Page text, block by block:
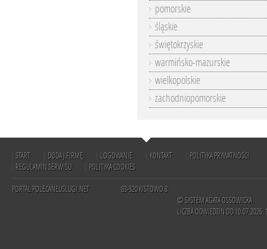
pomorskie
śląskie
świętokrzyskie
warmińsko-mazurskie
wielkopolskie
zachodniopomorskie
START DODAJ FIRMĘ LOGOWANIE KONTAKT
POLITYKA PRYWATNOŚCI
REGULAMIN SERWISU
POLITYKA COOKIES
PORTAL POLECANEUSLUGI.NET
83-320 KISTOWO 8
© SYSTEM AGATA OSSOWICKA
LICZBA ODWIEDZIN OD 10.07.2026: